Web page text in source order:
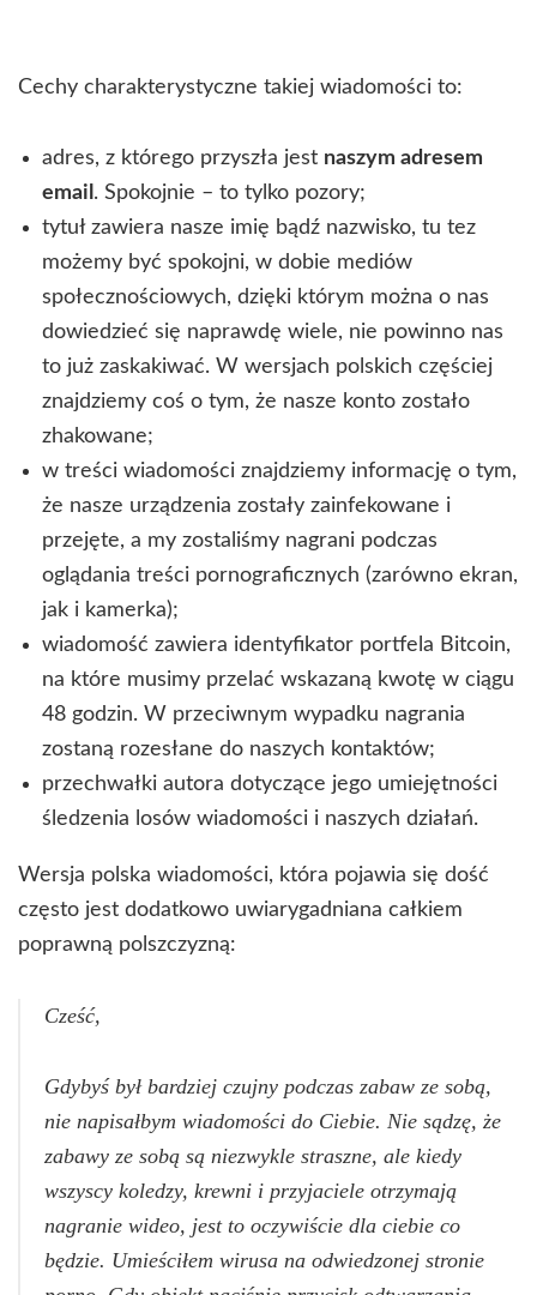
Cechy charakterystyczne takiej wiadomości to:
adres, z którego przyszła jest naszym adresem
email . Spokojnie – to tylko pozory;
tytuł zawiera nasze imię bądź nazwisko, tu tez
możemy być spokojni, w dobie mediów
społecznościowych, dzięki którym można o nas
dowiedzieć się naprawdę wiele, nie powinno nas
to już zaskakiwać. W wersjach polskich częściej
znajdziemy coś o tym, że nasze konto zostało
zhakowane;
w treści wiadomości znajdziemy informację o tym,
że nasze urządzenia zostały zainfekowane i
przejęte, a my zostaliśmy nagrani podczas
oglądania treści pornograficznych (zarówno ekran,
jak i kamerka);
wiadomość zawiera identyfikator portfela Bitcoin,
na które musimy przelać wskazaną kwotę w ciągu
48 godzin. W przeciwnym wypadku nagrania
zostaną rozesłane do naszych kontaktów;
przechwałki autora dotyczące jego umiejętności
śledzenia losów wiadomości i naszych działań.
Wersja polska wiadomości, która pojawia się dość
często jest dodatkowo uwiarygadniana całkiem
poprawną polszczyzną:
Cześć,
Gdybyś był bardziej czujny podczas zabaw ze sobą,
nie napisałbym wiadomości do Ciebie. Nie sądzę, że
zabawy ze sobą są niezwykle straszne, ale kiedy
wszyscy koledzy, krewni i przyjaciele otrzymają
nagranie wideo, jest to oczywiście dla ciebie co
będzie. Umieściłem wirusa na odwiedzonej stronie